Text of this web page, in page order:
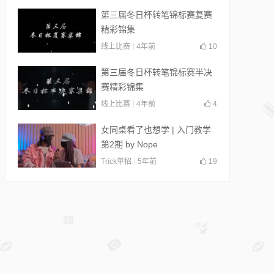
第三届冬日杯转笔锦标赛复赛
精彩锦集
线上比赛 4年前 10
第三届冬日杯转笔锦标赛半决
赛精彩锦集
线上比赛 4年前 4
女同桌看了也想学 | 入门教学
第2期 by Nope
Trick单招 5年前 19